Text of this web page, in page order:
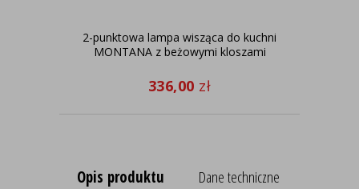
2-punktowa lampa wisząca do kuchni
MONTANA z beżowymi kloszami
336,00 zł
Opis produktu Dane techniczne